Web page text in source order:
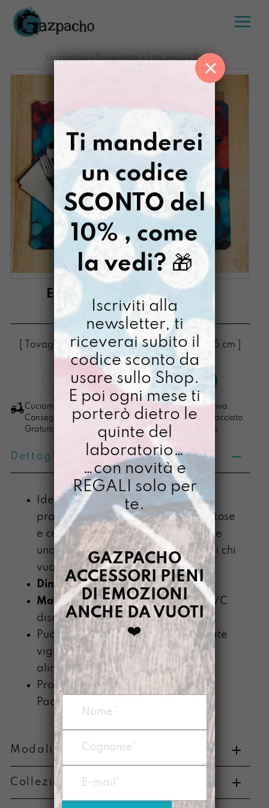
Salta
contenuto
Gazpacho > Tovaglietta > Etta Segui il Ritmo
ETTA SEGUI IL RITMO
€ 20,00
[ Tovaglietta Tovaglietta Americana: 34 X 45 cm ]
Segui
il
Ritmo
quantità
LO VOGLIO
Cuciamo ogni ordine nel nostro laboratorio di Padova.
Consegna in 4/5 giorni lavorativi, pacco sempre tracciato.
Gratuita per ordini di importo superiore ai 100 euro.
Dettagli prodotto
Ideale per colazioni lente o veloci,
pranzi moderni, merende cioccolatose
e cene pazze. Perfetta per regalare
una vagonata di colore alla casa di chi
vuoi bene.
Dimensioni:34 X 45 cm
Materiale:telo impermeabile di PVC
dismesso
Può essere lavata a suon di spugnate
vigorose e sporcata con i peggiori
alimenti appiccicosi
Prodotta nel nostro laboratorio di
Padova
Modalità di pagamento e resi
Metodi di pagamento
Collezione di appartenenza
Ti manderei
un codice
SCONTO del
10% , come
la vedi? 🎁
Iscriviti alla
newsletter, ti
riceverai subito il
codice sconto da
usare sullo Shop.
E poi ogni mese ti
porterò dietro le
quinte del
laboratorio…
…con novità e
REGALI solo per
te.
GAZPACHO
ACCESSORI PIENI
DI EMOZIONI
ANCHE DA VUOTI
❤️
×